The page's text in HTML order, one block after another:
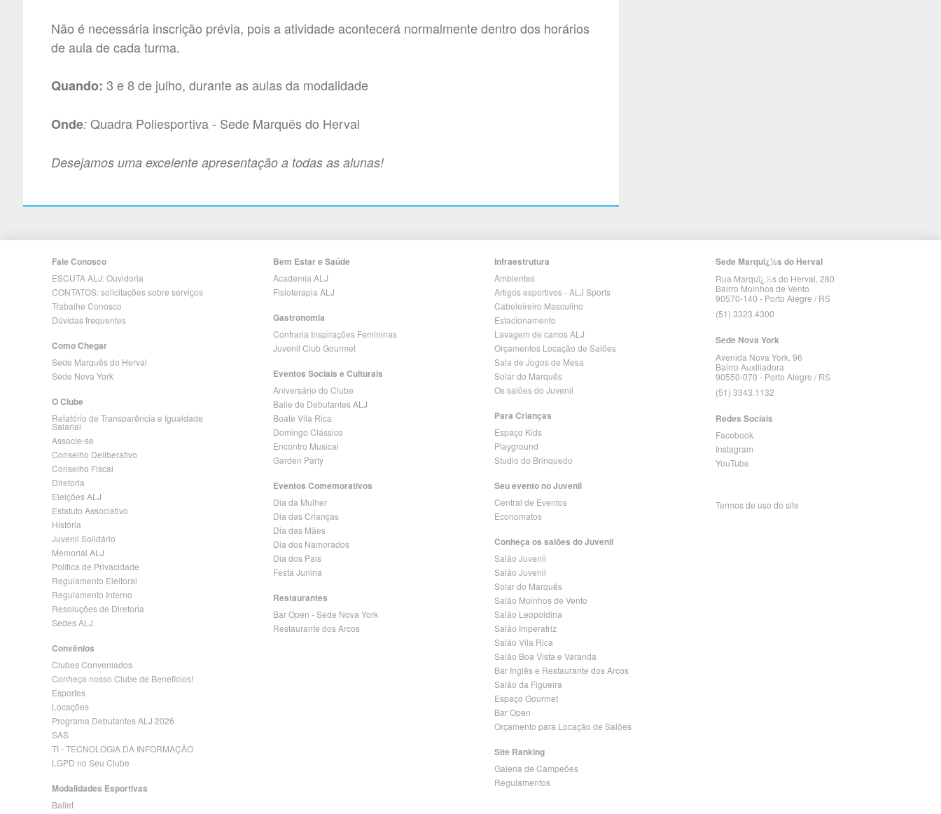
Não é necessária inscrição prévia, pois a atividade acontecerá normalmente dentro dos horários
de aula de cada turma.
Quando: 3 e 8 de julho, durante as aulas da modalidade
Onde: Quadra Poliesportiva - Sede Marquês do Herval
Desejamos uma excelente apresentação a todas as alunas!
Fale Conosco
ESCUTA ALJ: Ouvidoria
CONTATOS: solicitações sobre serviços
Trabalhe Conosco
Dúvidas frequentes
Como Chegar
Sede Marquês do Herval
Sede Nova York
O Clube
Relatório de Transparência e Igualdade
Salarial
Associe-se
Conselho Deliberativo
Conselho Fiscal
Diretoria
Eleições ALJ
Estatuto Associativo
História
Juvenil Solidário
Memorial ALJ
Política de Privacidade
Regulamento Eleitoral
Regulamento Interno
Resoluções de Diretoria
Sedes ALJ
Convênios
Clubes Conveniados
Conheça nosso Clube de Benefícios!
Esportes
Locações
Programa Debutantes ALJ 2026
SAS
TI - TECNOLOGIA DA INFORMAÇÃO
LGPD no Seu Clube
Modalidades Esportivas
Ballet
Bem Estar e Saúde
Academia ALJ
Fisioterapia ALJ
Gastronomia
Confraria Inspirações Femininas
Juvenil Club Gourmet
Eventos Sociais e Culturais
Aniversário do Clube
Baile de Debutantes ALJ
Boate Vila Rica
Domingo Clássico
Encontro Musical
Garden Party
Eventos Comemorativos
Dia da Mulher
Dia das Crianças
Dia das Mães
Dia dos Namorados
Dia dos Pais
Festa Junina
Restaurantes
Bar Open - Sede Nova York
Restaurante dos Arcos
Infraestrutura
Ambientes
Artigos esportivos - ALJ Sports
Cabeleireiro Masculino
Estacionamento
Lavagem de carros ALJ
Orçamentos Locação de Salões
Sala de Jogos de Mesa
Solar do Marquês
Os salões do Juvenil
Para Crianças
Espaço Kids
Playground
Studio do Brinquedo
Seu evento no Juvenil
Central de Eventos
Economatos
Conheça os salões do Juvenil
Salão Juvenil
Salão Juvenil
Solar do Marquês
Salão Moinhos de Vento
Salão Leopoldina
Salão Imperatriz
Salão Vila Rica
Salão Boa Vista e Varanda
Bar Inglês e Restaurante dos Arcos
Salão da Figueira
Espaço Gourmet
Bar Open
Orçamento para Locação de Salões
Site Ranking
Galeria de Campeões
Regulamentos
Sede Marquï¿½s do Herval
Rua Marquï¿½s do Herval, 280
Bairro Moinhos de Vento
90570-140 - Porto Alegre / RS
(51) 3323.4300
Sede Nova York
Avenida Nova York, 96
Bairro Auxiliadora
90550-070 - Porto Alegre / RS
(51) 3343.1132
Redes Sociais
Facebook
Instagram
YouTube
Termos de uso do site